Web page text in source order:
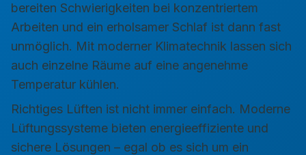
bereiten Schwierigkeiten bei konzentriertem
Arbeiten und ein erholsamer Schlaf ist dann fast
unmöglich. Mit moderner Klimatechnik lassen sich
auch einzelne Räume auf eine angenehme
Temperatur kühlen.
Richtiges Lüften ist nicht immer einfach. Moderne
Lüftungssysteme bieten energieeffiziente und
sichere Lösungen – egal ob es sich um ein